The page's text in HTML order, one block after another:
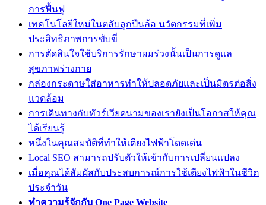
การฟื้นฟู
เทคโนโลยีใหม่ในตลับลูกปืนล้อ นวัตกรรมที่เพิ่ม
ประสิทธิภาพการขับขี่
การตัดสินใจใช้บริการรักษาผมร่วงนั้นเป็นการดูแล
สุขภาพร่างกาย
กล่องกระดาษใส่อาหารทำให้ปลอดภัยและเป็นมิตรต่อสิ่ง
แวดล้อม
การเดินทางกับทัวร์เวียดนามของเรายังเป็นโอกาสให้คุณ
ได้เรียนรู้
หนึ่งในคุณสมบัติที่ทำให้เตียงไฟฟ้าโดดเด่น
Local SEO สามารถปรับตัวให้เข้ากับการเปลี่ยนแปลง
เมื่อคุณได้สัมผัสกับประสบการณ์การใช้เตียงไฟฟ้าในชีวิต
ประจำวัน
ทำความรู้จักกับ One Page Website